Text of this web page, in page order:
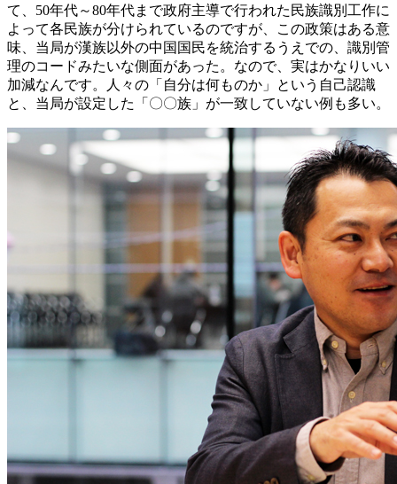
て、50年代～80年代まで政府主導で行われた民族識別工作に
よって各民族が分けられているのですが、この政策はある意
味、当局が漢族以外の中国国民を統治するうえでの、識別管
理のコードみたいな側面があった。なので、実はかなりいい
加減なんです。人々の「自分は何ものか」という自己認識
と、当局が設定した「〇〇族」が一致していない例も多い。